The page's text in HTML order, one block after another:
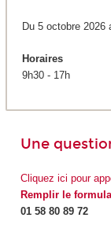
Du 5 octobre 2026
Horaires
9h30 - 17h
Une
Cliquez ici pour
Remplir le
01 58 80 89 72